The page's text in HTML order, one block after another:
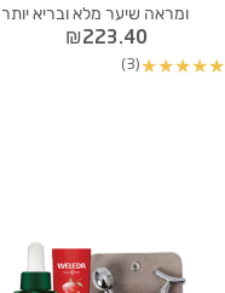
ומראה שיער מלא ובריא יותר
₪223.40
★
★
★
★
★
(3)